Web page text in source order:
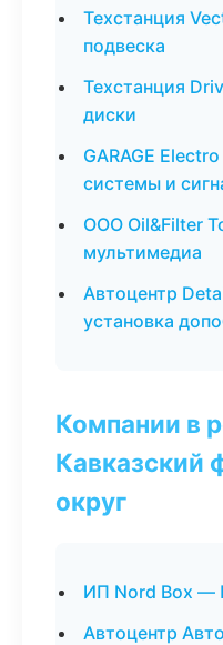
Техстанция
подвеска
Техстанция
диски
GARAGE
системы и
ООО Oil&Filter
мультимедиа
Автоцентр
установка
Компании в
Кавказский
округ
ИП Nord Box —
Автоцентр